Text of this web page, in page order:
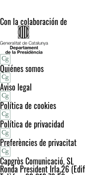
Con la colaboración de
Quiénes somos
Aviso legal
Política de cookies
Política de privacidad
Preferències de privacitat
Capgròs Comunicació, SL
Ronda President Irla,26